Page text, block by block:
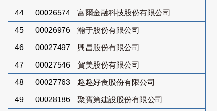
44 00026574 富爾金融科技股份有限公司
45 00026976 瀚于股份有限公司
46 00027497 興昌股份有限公司
47 00027546 賀美股份有限公司
48 00027763 趣趣好食股份有限公司
49 00028186 聚寶第建設股份有限公司